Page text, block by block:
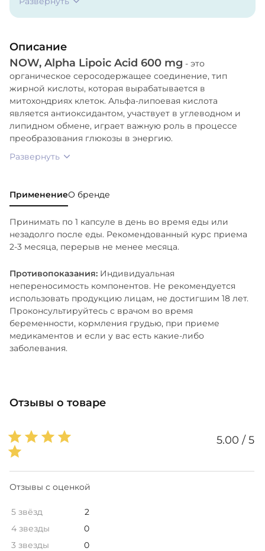
(целлюлозная капсула), стеарат магния
(растительного происхождения) и диоксид
Описание
NOW, Alpha Lipoic Acid 600 mg - это
органическое серосодержащее соединение, тип
жирной кислоты, которая вырабатывается в
митохондриях клеток. Альфа-липоевая кислота
является антиоксидантом, участвует в углеводном и
липидном обмене, играет важную роль в процессе
преобразования глюкозы в энергию.
Развернуть
ПрименениеО бренде
Принимать по 1 капсуле в день во время еды или
незадолго после еды. Рекомендованный курс приема
2-3 месяца, перерыв не менее месяца.
Противопоказания: Индивидуальная
непереносимость компонентов. Не рекомендуется
использовать продукцию лицам, не достигшим 18 лет.
Проконсультируйтесь с врачом во время
беременности, кормления грудью, при приеме
медикаментов и если у вас есть какие-либо
заболевания.
Отзывы о товаре
5.00 / 5
Отзывы с оценкой
5 звёзд
2
4 звезды
0
3 звезды
0